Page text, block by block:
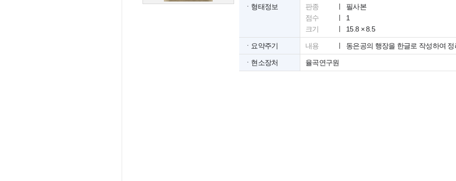
ㆍ형태정보 판종
필사본
점수
1
크기
15.8 × 8.5
ㆍ요약주기 내용 동은공의 행장을 한글로 작성하여 정
ㆍ현소장처 율곡연구원